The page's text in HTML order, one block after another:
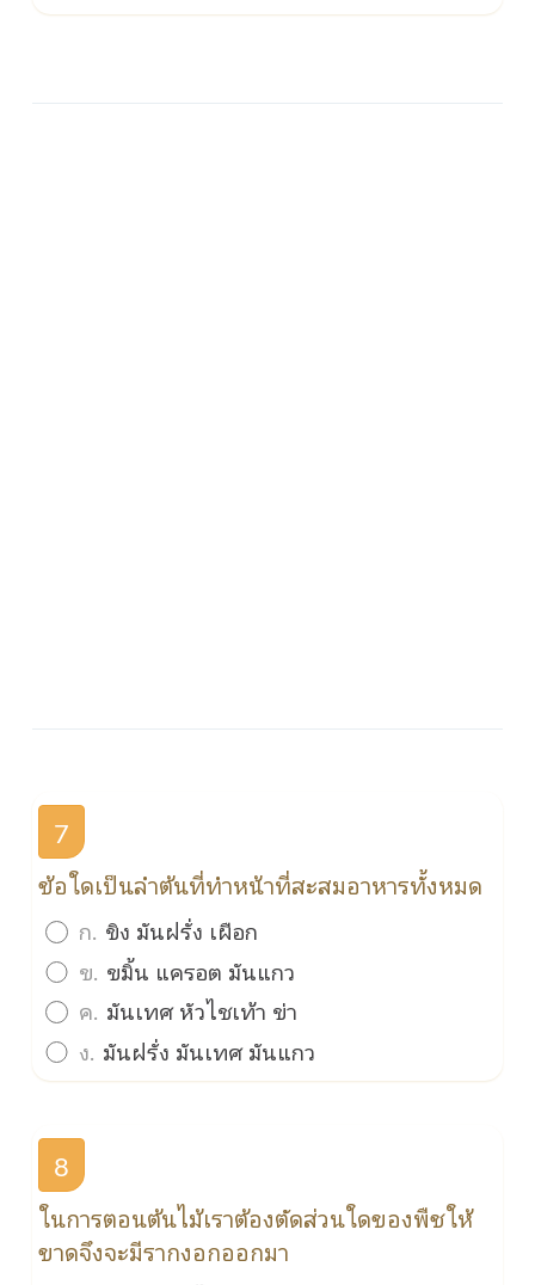
7
ข้อใดเป็นลำต้นที่ทำหน้าที่สะสมอาหารทั้งหมด
ก. ขิง มันฝรั่ง เผือก
ข. ขมิ้น แครอต มันแกว
ค. มันเทศ หัวไชเท้า ข่า
ง. มันฝรั่ง มันเทศ มันแกว
8
ในการตอนต้นไม้เราต้องตัดส่วนใดของพืชให้
ขาดจึงจะมีรากงอกออกมา